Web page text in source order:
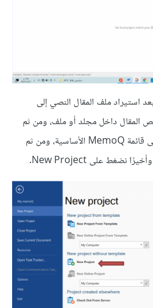
استيراد ملف المقال النصي إلى
المقال داخل مجلد أو ملف، ومن ثم
الذهاب إلى البرنامج والضغط على قائمة MemoQ الأساسية، ومن ثم